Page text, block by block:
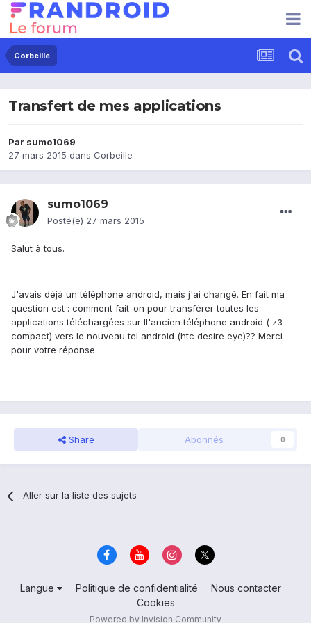
Corbeille
Transfert de mes applications
Par sumo1069
27 mars 2015 dans Corbeille
sumo1069
Posté(e) 27 mars 2015
Salut à tous.
J'avais déjà un téléphone android, mais j'ai changé. En fait ma
question est : comment fait-on pour transférer toutes les
applications téléchargées sur ll'ancien téléphone android ( z3
compact) vers le nouveau tel android (htc desire eye)?? Merci
pour votre réponse.
Share Abonnés 0
Aller sur la liste des sujets
Langue Politique de confidentialité
Nous contacter
Cookies
Powered by Invision Community